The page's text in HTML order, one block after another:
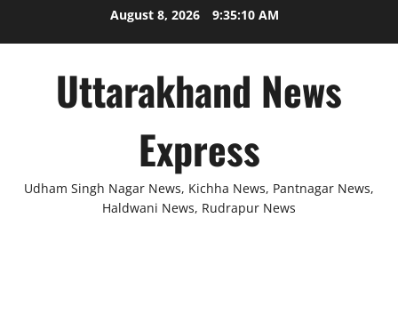
August 8, 2026 9:35:11 AM
Uttarakhand News
Express
Udham Singh Nagar News, Kichha News, Pantnagar News,
Haldwani News, Rudrapur News